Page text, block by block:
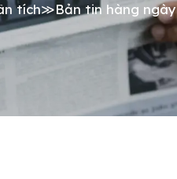
tích≫Bản tin hàng ngày